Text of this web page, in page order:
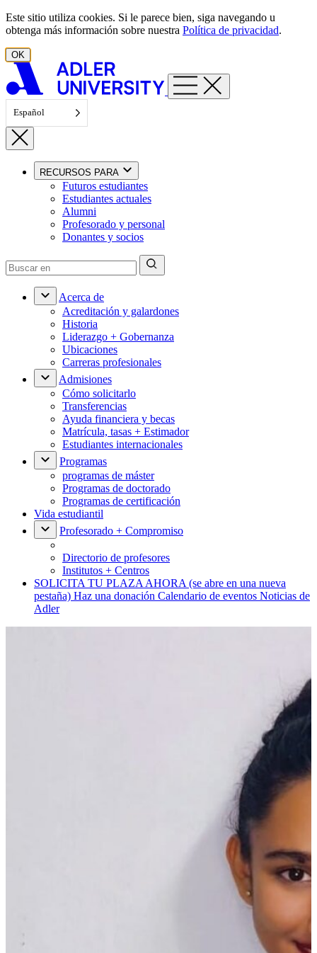
Ir al contenido
Este sitio utiliza cookies. Si le parece bien, siga navegando u
obtenga más información sobre nuestra Política de privacidad.
OK
Español
RECURSOS PARA
Futuros estudiantes
Estudiantes actuales
Alumni
Profesorado y personal
Donantes y socios
Acerca de
Acreditación y galardones
Historia
Liderazgo + Gobernanza
Ubicaciones
Carreras profesionales
Admisiones
Cómo solicitarlo
Transferencias
Ayuda financiera y becas
Matrícula, tasas + Estimador
Estudiantes internacionales
Programas
programas de máster
Programas de doctorado
Programas de certificación
Vida estudiantil
Profesorado + Compromiso
Directorio de profesores
Institutos + Centros
SOLICITA TU PLAZA AHORA (se abre en una nueva
pestaña) Haz una donación Calendario de eventos Noticias de
Adler